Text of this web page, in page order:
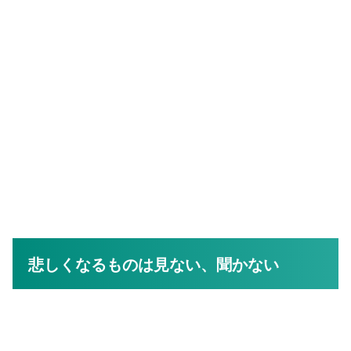
悲しくなるものは見ない、聞かない